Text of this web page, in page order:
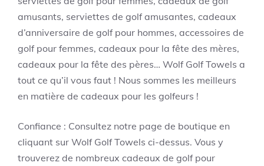
amusants, serviettes de golf amusantes, cadeaux
d’anniversaire de golf pour hommes, accessoires de
golf pour femmes, cadeaux pour la fête des mères,
cadeaux pour la fête des pères… Wolf Golf Towels a
tout ce qu’il vous faut ! Nous sommes les meilleurs
en matière de cadeaux pour les golfeurs !
Confiance : Consultez notre page de boutique en
cliquant sur Wolf Golf Towels ci-dessus. Vous y
trouverez de nombreux cadeaux de golf pour